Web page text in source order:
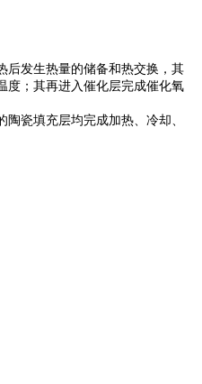
后发生热量的储备和热交换，其
度；其再进入催化层完成催化氧
瓷填充层均完成加热、冷却、